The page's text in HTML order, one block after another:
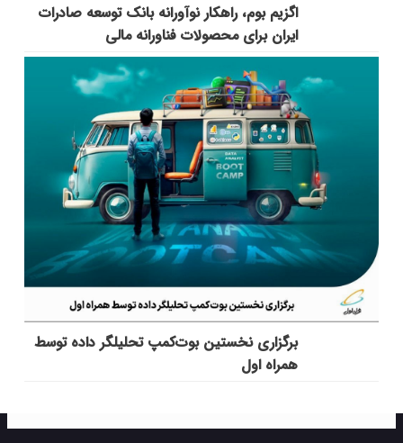
اگزیم بوم، راهکار نوآورانه بانک توسعه صادرات
ایران برای محصولات فناورانه مالی
برگزاری نخستین بوت‌کمپ تحلیلگر داده توسط
همراه اول